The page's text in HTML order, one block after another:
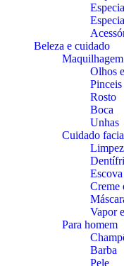
Beleza e cuidado
Maquilhagem
Olhos
Pinceis
Rosto
Boca
Unhas
Cuidado
Creme
Vapor
Para homem
Barba
Pele